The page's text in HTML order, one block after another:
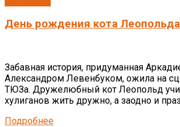
День рождения кота Леопольда
Забавная история, придуманная
Александром Левенбуком, ожила на
ТЮЗа. Дружелюбный кот Леопольд
хулиганов жить дружно, а заодно и
Подробнее